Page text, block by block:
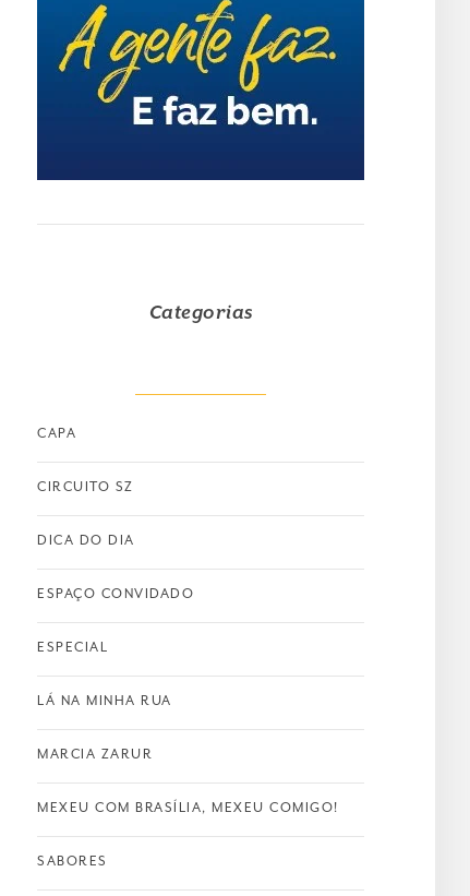
Categorias
CAPA
CIRCUITO SZ
DICA DO DIA
ESPAÇO CONVIDADO
ESPECIAL
LÁ NA MINHA RUA
MARCIA ZARUR
MEXEU COM BRASÍLIA, MEXEU COMIGO!
SABORES